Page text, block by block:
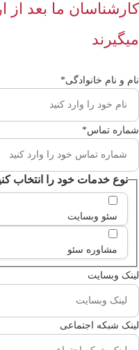
کارشناسان ما بعد از
میگیرند
نام و نام خانوادگی*
شماره تماس*
نوع خدمات خود را انتخاب
سئو وبسایت
مشاوره سئو
لینک وبسایت
لینک شبکه اجتماعی